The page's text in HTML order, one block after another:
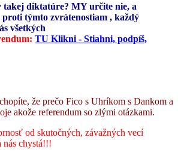
takej diktatúre? MY určite nie, a
týmto zvrátenostiam , každý
všetkých
TU Klikni - Stiahni, podpíš,
že prečo Fico s Uhríkom s Dankom a
akože referendum so zlými otázkami.
od skutočných, závažných vecí
nás chystá!!!